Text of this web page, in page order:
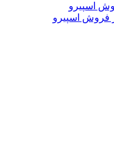
اسپیرو
فروش اسپیرو